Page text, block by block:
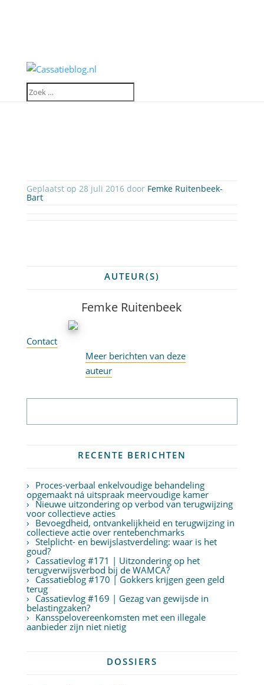
Geplaatst op 28 juli 2016 door Femke Ruitenbeek-
Bart
AUTEUR(S)
Femke Ruitenbeek
Contact
Meer berichten van deze
auteur
RECENTE BERICHTEN
Proces-verbaal enkelvoudige behandeling
opgemaakt ná uitspraak meervoudige kamer
Nieuwe uitzondering op verbod van terugwijzing
voor collectieve acties
Bevoegdheid, ontvankelijkheid en terugwijzing in
collectieve actie over rentebenchmarks
Stelplicht- en bewijslastverdeling: waar is het
goud?
Cassatievlog #171 | Uitzondering op het
terugverwijsverbod bij de WAMCA?
Cassatieblog #170 | Gokkers krijgen geen geld
terug
Cassatievlog #169 | Gezag van gewijsde in
belastingzaken?
Kansspelovereenkomsten met een illegale
aanbieder zijn niet nietig
DOSSIERS